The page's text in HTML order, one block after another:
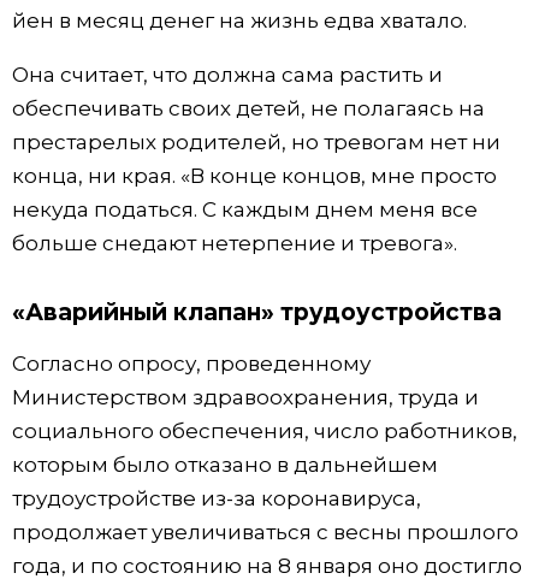
йен в месяц денег на жизнь едва хватало.
Она считает, что должна сама растить и
обеспечивать своих детей, не полагаясь на
престарелых родителей, но тревогам нет ни
конца, ни края. «В конце концов, мне просто
некуда податься. С каждым днем меня все
больше снедают нетерпение и тревога».
«Аварийный клапан» трудоустройства
Согласно опросу, проведенному
Министерством здравоохранения, труда и
социального обеспечения, число работников,
которым было отказано в дальнейшем
трудоустройстве из-за коронавируса,
продолжает увеличиваться с весны прошлого
года, и по состоянию на 8 января оно достигло